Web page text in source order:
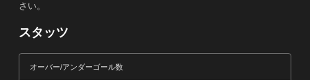
さい。
スタッツ
オーバー/アンダーゴール数